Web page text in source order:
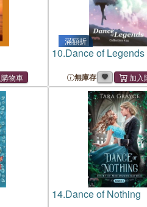
滿額折
10.Dance of Legends
無庫存
14.Dance of Nothing